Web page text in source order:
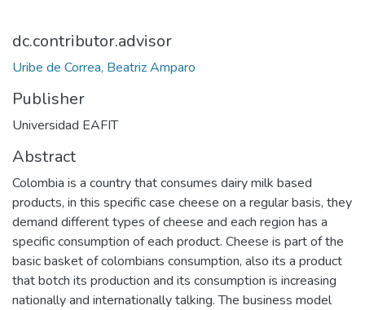
dc.contributor.advisor
Uribe de Correa, Beatriz Amparo
Publisher
Universidad EAFIT
Abstract
Colombia is a country that consumes dairy milk based
products, in this specific case cheese on a regular basis, they
demand different types of cheese and each region has a
specific consumption of each product. Cheese is part of the
basic basket of colombians consumption, also its a product
that botch its production and its consumption is increasing
nationally and internationally talking. The business model